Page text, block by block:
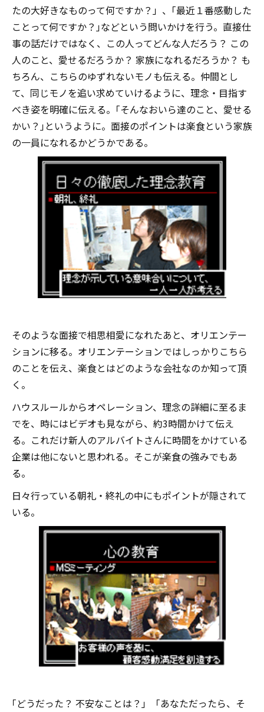
たの大好きなものって何ですか？」、｢最近１番感動した
ことって何ですか？｣などという問いかけを行う。直接仕
事の話だけではなく、この人ってどんな人だろう？ この
人のこと、愛せるだろうか？ 家族になれるだろうか？ も
ちろん、こちらのゆずれないモノも伝える。仲間とし
て、同じモノを追い求めていけるように、理念・目指す
べき姿を明確に伝える。｢そんなおいら達のこと、愛せる
かい？｣というように。面接のポイントは楽食という家族
の一員になれるかどうかである。
そのような面接で相思相愛になれたあと、オリエンテー
ションに移る。オリエンテーションではしっかりこちら
のことを伝え、楽食とはどのような会社なのか知って頂
く。
ハウスルールからオペレーション、理念の詳細に至るま
でを、時にはビデオも見ながら、約3時間かけて伝え
る。これだけ新人のアルバイトさんに時間をかけている
企業は他にないと思われる。そこが楽食の強みでもあ
る。
日々行っている朝礼・終礼の中にもポイントが隠されて
いる。
｢どうだった？ 不安なことは？｣ ｢あなただったら、そ